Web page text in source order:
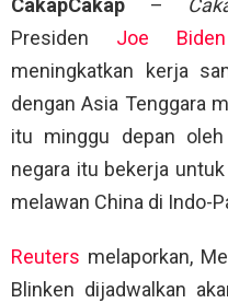
CakapCakap –
Presiden Joe Biden
meningkatkan kerja
dengan Asia Tenggara
itu minggu depan
negara itu bekerja
melawan China di Indo-
Reuters melaporkan,
Blinken dijadwalkan